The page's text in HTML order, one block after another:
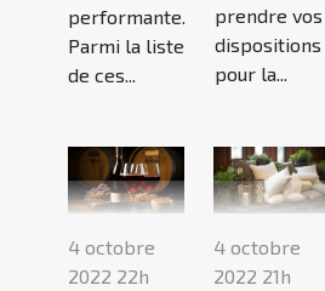
performante.
Parmi la liste
de ces...
prendre vos
dispositions
pour la...
4 octobre
2022 22h
4 octobre
2022 21h